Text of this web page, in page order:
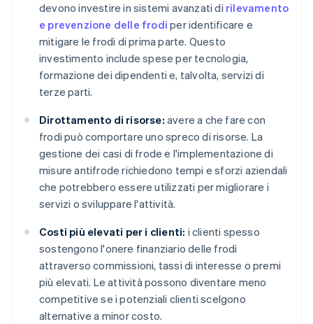
devono investire in sistemi avanzati di rilevamento
e prevenzione delle frodi per identificare e
mitigare le frodi di prima parte. Questo
investimento include spese per tecnologia,
formazione dei dipendenti e, talvolta, servizi di
terze parti.
Dirottamento di risorse: avere a che fare con
frodi può comportare uno spreco di risorse. La
gestione dei casi di frode e l'implementazione di
misure antifrode richiedono tempi e sforzi aziendali
che potrebbero essere utilizzati per migliorare i
servizi o sviluppare l'attività.
Costi più elevati per i clienti: i clienti spesso
sostengono l'onere finanziario delle frodi
attraverso commissioni, tassi di interesse o premi
più elevati. Le attività possono diventare meno
competitive se i potenziali clienti scelgono
alternative a minor costo.